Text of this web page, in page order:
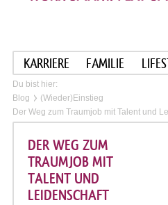
KARRIERE FAMILIE
Du bist hier:
Blog
(Wieder)Einstieg
Der Weg zum Traumjob mit Talent und
DER WEG ZUM
TRAUMJOB MIT
TALENT UND
LEIDENSCHAFT